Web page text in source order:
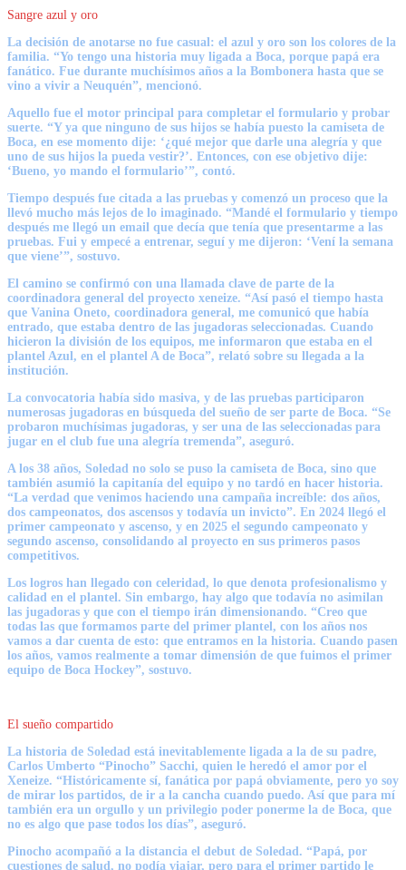
Sangre azul y oro
La decisión de anotarse no fue casual: el azul y oro son los colores de la
familia. “Yo tengo una historia muy ligada a Boca, porque papá era
fanático. Fue durante muchísimos años a la Bombonera hasta que se
vino a vivir a Neuquén”, mencionó.
Aquello fue el motor principal para completar el formulario y probar
suerte. “Y ya que ninguno de sus hijos se había puesto la camiseta de
Boca, en ese momento dije: ‘¿qué mejor que darle una alegría y que
uno de sus hijos la pueda vestir?’. Entonces, con ese objetivo dije:
‘Bueno, yo mando el formulario’”, contó.
Tiempo después fue citada a las pruebas y comenzó un proceso que la
llevó mucho más lejos de lo imaginado. “Mandé el formulario y tiempo
después me llegó un email que decía que tenía que presentarme a las
pruebas. Fui y empecé a entrenar, seguí y me dijeron: ‘Vení la semana
que viene’”, sostuvo.
El camino se confirmó con una llamada clave de parte de la
coordinadora general del proyecto xeneize. “Así pasó el tiempo hasta
que Vanina Oneto, coordinadora general, me comunicó que había
entrado, que estaba dentro de las jugadoras seleccionadas. Cuando
hicieron la división de los equipos, me informaron que estaba en el
plantel Azul, en el plantel A de Boca”, relató sobre su llegada a la
institución.
La convocatoria había sido masiva, y de las pruebas participaron
numerosas jugadoras en búsqueda del sueño de ser parte de Boca. “Se
probaron muchísimas jugadoras, y ser una de las seleccionadas para
jugar en el club fue una alegría tremenda”, aseguró.
A los 38 años, Soledad no solo se puso la camiseta de Boca, sino que
también asumió la capitanía del equipo y no tardó en hacer historia.
“La verdad que venimos haciendo una campaña increíble: dos años,
dos campeonatos, dos ascensos y todavía un invicto”. En 2024 llegó el
primer campeonato y ascenso, y en 2025 el segundo campeonato y
segundo ascenso, consolidando al proyecto en sus primeros pasos
competitivos.
Los logros han llegado con celeridad, lo que denota profesionalismo y
calidad en el plantel. Sin embargo, hay algo que todavía no asimilan
las jugadoras y que con el tiempo irán dimensionando. “Creo que
todas las que formamos parte del primer plantel, con los años nos
vamos a dar cuenta de esto: que entramos en la historia. Cuando pasen
los años, vamos realmente a tomar dimensión de que fuimos el primer
equipo de Boca Hockey”, sostuvo.
El sueño compartido
La historia de Soledad está inevitablemente ligada a la de su padre,
Carlos Umberto “Pinocho” Sacchi, quien le heredó el amor por el
Xeneize. “Históricamente sí, fanática por papá obviamente, pero yo soy
de mirar los partidos, de ir a la cancha cuando puedo. Así que para mí
también era un orgullo y un privilegio poder ponerme la de Boca, que
no es algo que pase todos los días”, aseguró.
Pinocho acompañó a la distancia el debut de Soledad. “Papá, por
cuestiones de salud, no podía viajar, pero para el primer partido le